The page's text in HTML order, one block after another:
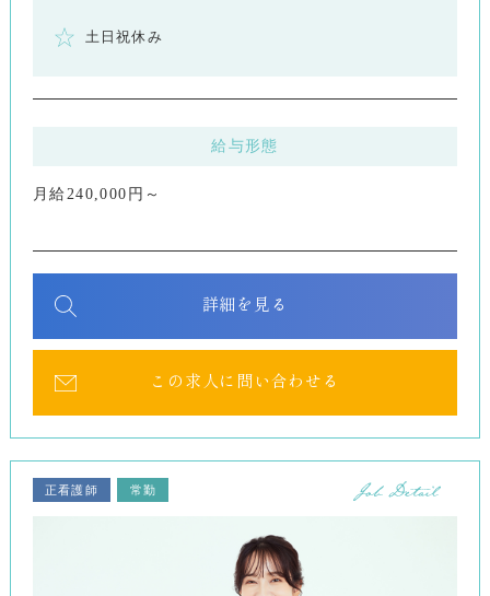
土日祝休み
給与形態
月給240,000円～
詳細を見る
この求人に問い合わせる
正看護師 常勤